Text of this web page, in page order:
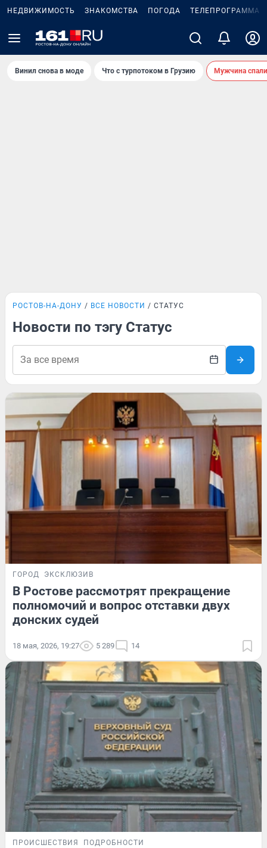
НЕДВИЖИМОСТЬ ЗНАКОМСТВА ПОГОДА ТЕЛЕПРОГРАММА
Винил снова в моде Что с турпотоком в Грузию Мужчина
РОСТОВ-НА-ДОНУ ВСЕ НОВОСТИ СТАТУС
Новости по тэгу Статус
ГОРОД ЭКСКЛЮЗИВ
В Ростове рассмотрят прекращение
полномочий и вопрос отставки двух
донских судей
18 мая, 2026, 19:27 5 289 14
ПРОИСШЕСТВИЯ ПОДРОБНОСТИ